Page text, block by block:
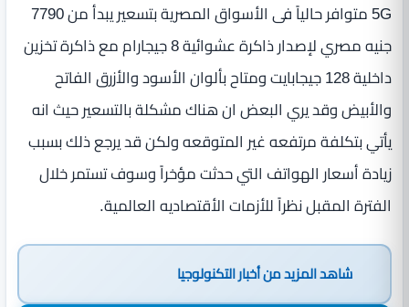
5G متوافر حالياً فى الأسواق المصرية بتسعير يبدأ من 7790
جنيه مصري لإصدار ذاكرة عشوائية 8 جيجارام مع ذاكرة تخزين
داخلية 128 جيجابايت ومتاح بألوان الأسود والأزرق الفاتح
والأبيض وقد يري البعض ان هناك مشكلة بالتسعير حيث انه
يأتي بتكلفة مرتفعه غير المتوقعه ولكن قد يرجع ذلك بسبب
زيادة أسعار الهواتف التي حدثت مؤخراً وسوف تستمر خلال
الفترة المقبل نظراً للأزمات الأقتصاديه العالمية.
شاهد المزيد منأخبار التكنولوجيا